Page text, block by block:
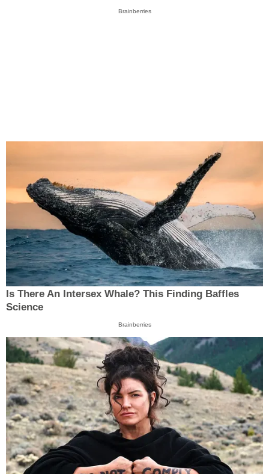
Brainberries
Is There An Intersex Whale? This Finding Baffles
Science
Brainberries